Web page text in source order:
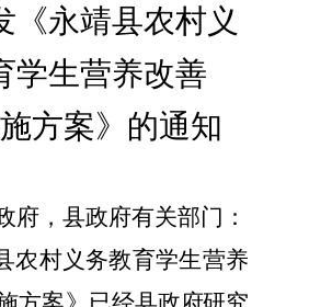
《永靖县农村义
学生营养改善
方案》 的通知
府，县政府有关部门：
农村义务教育学生营养